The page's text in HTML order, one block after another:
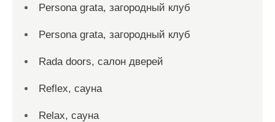
Persona grata, загородный клуб
Persona grata, загородный клуб
Rada doors, салон дверей
Reflex, сауна
Relax, сауна